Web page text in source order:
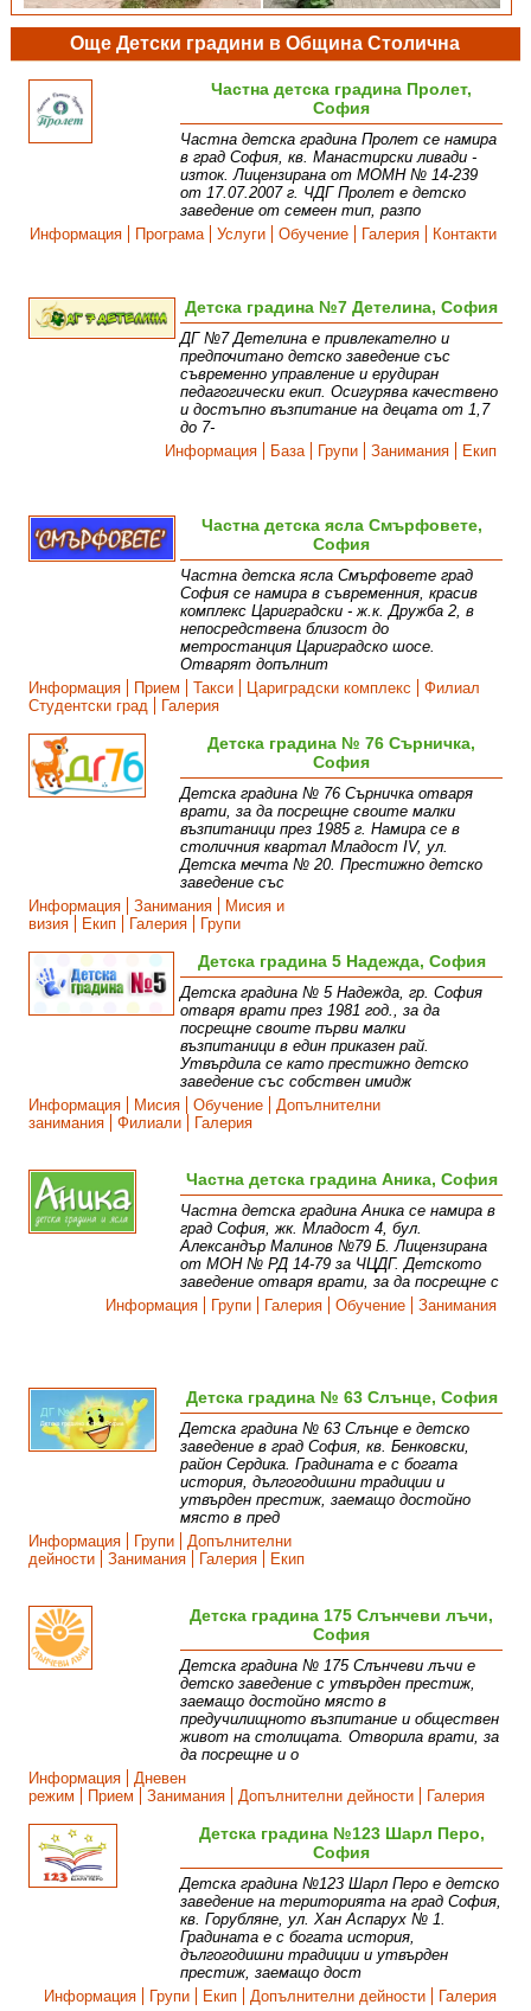
Още Детски градини в Община Столична
Частна детска градина Пролет,
София
Частна детска градина Пролет се намира
в град София, кв. Манастирски ливади -
изток. Лицензирана от МОМН № 14-239
от 17.07.2007 г. ЧДГ Пролет е детско
заведение от семеен тип, разпо
Информация
Програма Услуги Обучение Галерия Контакти
Детска градина №7 Детелина, София
ДГ №7 Детелина е привлекателно и
предпочитано детско заведение със
съвременно управление и ерудиран
педагогически екип. Осигурява качествено
и достъпно възпитание на децата от 1,7
до 7-
Информация
База Групи Занимания Екип
Частна детска ясла Смърфовете,
София
Частна детска ясла Смърфовете град
София се намира в съвременния, красив
комплекс Цариградски - ж.к. Дружба 2, в
непосредствена близост до
метростанция Цариградско шосе.
Отварят допълнит
Информация
Прием Такси Цариградски комплекс
Филиал
Студентски град
Галерия
Детска градина № 76 Сърничка,
София
Детска градина № 76 Сърничка отваря
врати, за да посрещне своите малки
възпитаници през 1985 г. Намира се в
столичния квартал Младост IV, ул.
Детска мечта № 20. Престижно детско
заведение със
Информация
Занимания
Мисия и
визия
Екип Галерия Групи
Детска градина 5 Надежда, София
Детска градина № 5 Надежда, гр. София
отваря врати през 1981 год., за да
посрещне своите първи малки
възпитаници в един приказен рай.
Утвърдила се като престижно детско
заведение със собствен имидж
Информация
Мисия Обучение
Допълнителни
занимания
Филиали Галерия
Частна детска градина Аника, София
Частна детска градина Аника се намира в
град София, жк. Младост 4, бул.
Александър Малинов №79 Б. Лицензирана
от МОН № РД 14-79 за ЧЦДГ. Детското
заведение отваря врати, за да посрещне с
Информация
Групи Галерия Обучение Занимания
Детска градина № 63 Слънце, София
Детска градина № 63 Слънце е детско
заведение в град София, кв. Бенковски,
район Сердика. Градината е с богата
история, дългогодишни традиции и
утвърден престиж, заемащо достойно
място в пред
Информация
Групи
Допълнителни
дейности
Занимания Галерия Екип
Детска градина 175 Слънчеви лъчи,
София
Детска градина № 175 Слънчеви лъчи e
детско заведение с утвърден престиж,
заемащо достойно място в
предучилищното възпитание и обществен
живот на столицата. Отворила врати, за
да посрещне и о
Информация
Дневен
режим
Прием Занимания Допълнителни дейности Галерия
Детска градина №123 Шарл Перо,
София
Детска градина №123 Шарл Перо е детско
заведение на територията на град София,
кв. Горубляне, ул. Хан Аспарух № 1.
Градината е с богата история,
дългогодишни традиции и утвърден
престиж, заемащо дост
Информация
Групи Екип Допълнителни дейности Галерия